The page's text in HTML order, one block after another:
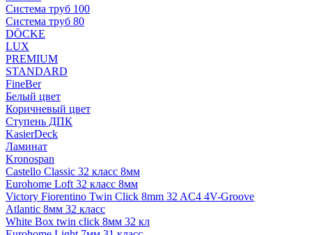
Система труб 100
Система труб 80
DÖCKE
LUX
PREMIUM
STANDARD
FineBer
Белый цвет
Коричневый цвет
Ступень ДПК
KasierDeck
Ламинат
Kronospan
Castello Classic 32 класс 8мм
Eurohome Loft 32 класс 8мм
Victory Fiorentino Twin Click 8mm 32 AC4 4V-Groove
Atlantic 8мм 32 класс
White Box twin click 8мм 32 кл